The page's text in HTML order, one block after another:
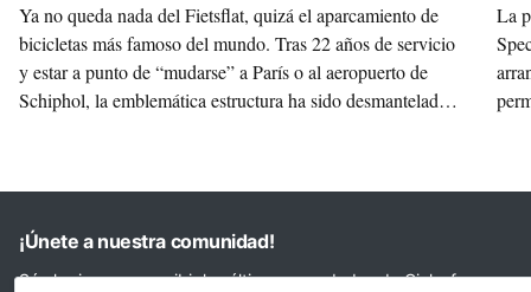
Ya no queda nada del Fietsflat, quizá el aparcamiento de
bicicletas más famoso del mundo. Tras 22 años de servicio
y estar a punto de “mudarse” a París o al aeropuerto de
Schiphol, la emblemática estructura ha sido desmantelada
La
¡Únete a nuestra comunidad!
Sé el primero en recibir las últimas novedades de Ciclosfera